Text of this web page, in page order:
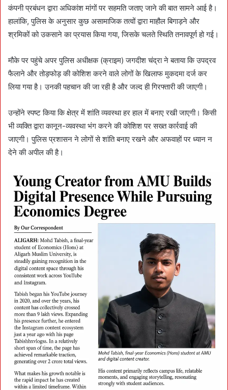
कंपनी प्रबंधन द्वारा अधिकांश मांगों पर सहमति जताए जाने की बात सामने आई है।
हालांकि, पुलिस के अनुसार कुछ असामाजिक तत्वों द्वारा माहौल बिगाड़ने और
श्रमिकों को उकसाने का प्रयास किया गया, जिसके चलते स्थिति तनावपूर्ण हो गई।
मौके पर पहुंचे अपर पुलिस अधीक्षक (क्राइम) जगदीश चंद्रा ने बताया कि उपद्रव
फैलाने और तोड़फोड़ की कोशिश करने वाले लोगों के खिलाफ मुकदमा दर्ज कर
लिया गया है। उनकी पहचान की जा रही है और जल्द ही गिरफ्तारी की जाएगी।
उन्होंने स्पष्ट किया कि क्षेत्र में शांति व्यवस्था हर हाल में बनाए रखी जाएगी। किसी
भी व्यक्ति द्वारा कानून-व्यवस्था भंग करने की कोशिश पर सख्त कार्रवाई की
जाएगी। पुलिस प्रशासन ने लोगों से शांति बनाए रखने और अफवाहों पर ध्यान न
देने की अपील की है।